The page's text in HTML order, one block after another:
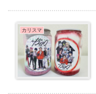
カリスマ